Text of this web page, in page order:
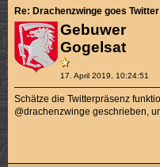
Gebuwer
Gogelsat
17. April 2019, 10:24:51
Re: Drachenzwinge goes Twitter
Schätze die Twitterpräsenz
@drachenzwinge geschrieben,